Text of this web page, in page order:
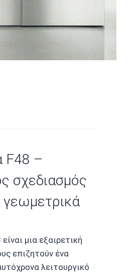
F48 –
σχεδιασμός
γεωμετρικά
μια εξαιρετική
επιζητούν ένα
λειτουργικό